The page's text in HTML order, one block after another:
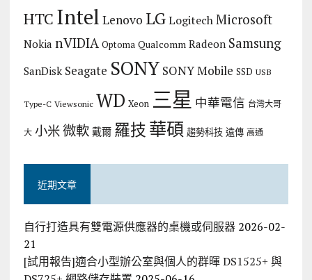
HTC Intel Lenovo LG Logitech Microsoft
Nokia nVIDIA Optoma Qualcomm Radeon Samsung
SanDisk Seagate SONY SONY Mobile SSD USB
Type-C Viewsonic WD Xeon 三星 中華電信 台灣大哥
大 小米微軟 戴爾 羅技華碩 趨勢科技 遠傳 高通
近期文章
自行打造具有雙電源供應器的桌機或伺服器 2026-02-
21
[試用報告]適合小型辦公室與個人的群暉 DS1525+ 與